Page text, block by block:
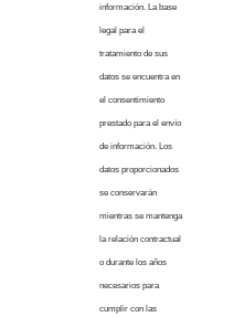
información. La base
legal para el
tratamiento de sus
datos se encuentra en
el consentimiento
prestado para el envío
de información. Los
datos proporcionados
se conservarán
mientras se mantenga
la relación contractual
o durante los años
necesarios para
cumplir con las